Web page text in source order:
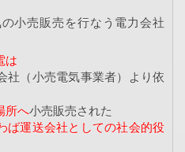
小売販売を行なう電力会社
は
社（小売電気事業者）より依
所へ小売販売された
ば運送会社としての社会的役